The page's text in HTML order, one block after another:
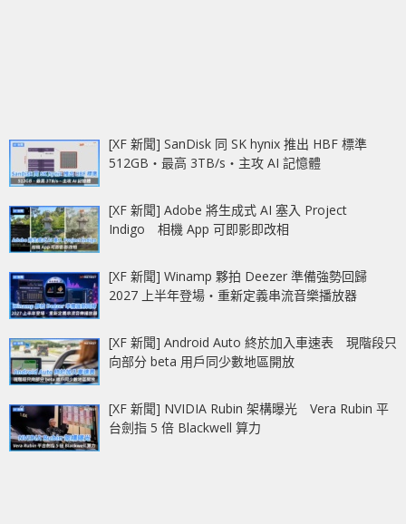
[XF 新聞] SanDisk 同 SK hynix 推出 HBF 標準
512GB‧最高 3TB/s‧主攻 AI 記憶體
[XF 新聞] Adobe 將生成式 AI 塞入 Project
Indigo 相機 App 可即影即改相
[XF 新聞] Winamp 夥拍 Deezer 準備強勢回歸
2027 上半年登場‧重新定義串流音樂播放器
[XF 新聞] Android Auto 終於加入車速表 現階段只
向部分 beta 用戶同少數地區開放
[XF 新聞] NVIDIA Rubin 架構曝光 Vera Rubin 平
台劍指 5 倍 Blackwell 算力